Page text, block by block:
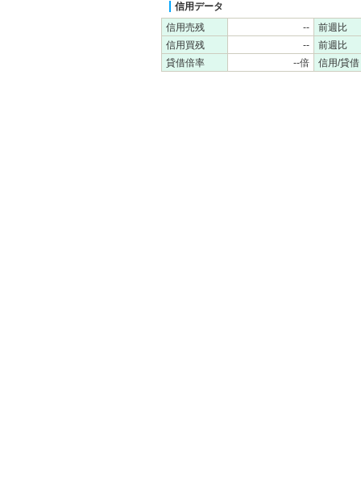
信用データ
信用売残
--
前週比
信用買残
--
前週比
貸借倍率
--倍 信用/貸借